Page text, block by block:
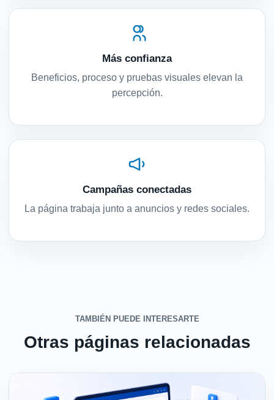
Más confianza
Beneficios, proceso y pruebas visuales elevan la
percepción.
Campañas conectadas
La página trabaja junto a anuncios y redes sociales.
TAMBIÉN PUEDE INTERESARTE
Otras páginas relacionadas